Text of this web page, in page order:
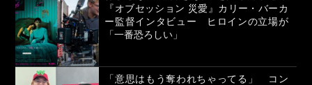
『オブセッション 災愛』カリー・バーカ
ー監督インタビュー ヒロインの立場が
「一番恐ろしい」
「意思はもう奪われちゃってる」 コン